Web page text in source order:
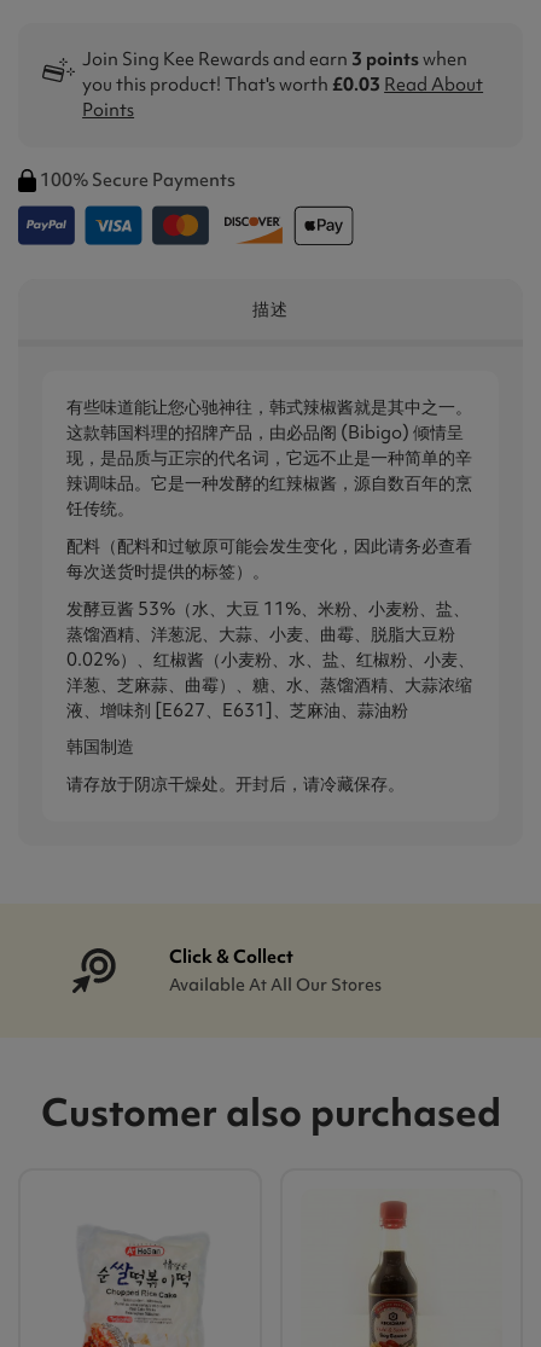
Join Sing Kee Rewards and earn 3 pointswhen
you this product! That's worth £0.03 Read About
Points
100% Secure Payments
描述
有些味道能让您心驰神往，韩式辣椒酱就是其中之一。
这款韩国料理的招牌产品，由必品阁 (Bibigo) 倾情呈
现，是品质与正宗的代名词，它远不止是一种简单的辛
辣调味品。它是一种发酵的红辣椒酱，源自数百年的烹
饪传统。
配料（配料和过敏原可能会发生变化，因此请务必查看
每次送货时提供的标签）。
发酵豆酱 53%（水、大豆 11%、米粉、小麦粉、盐、
蒸馏酒精、洋葱泥、大蒜、小麦、曲霉、脱脂大豆粉
0.02%）、红椒酱（小麦粉、水、盐、红椒粉、小麦、
洋葱、芝麻蒜、曲霉）、糖、水、蒸馏酒精、大蒜浓缩
液、增味剂 [E627、E631]、芝麻油、蒜油粉
韩国制造
请存放于阴凉干燥处。开封后，请冷藏保存。
Click & Collect
Available At All Our Stores
Customer also purchased